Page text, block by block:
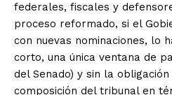
federales, fiscales y
proceso reformado, si el
con nuevas nominaciones, lo
corto, una única ventana de
del Senado) y sin la
composición del tribunal en